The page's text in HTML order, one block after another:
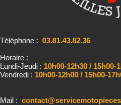
Téléphone : 03.81.43.82.36
Horaire :
Lundi-Jeudi : 10h00-12h30 / 15h00-
Vendredi : 10h00-12h00 / 15h00-
Mail :